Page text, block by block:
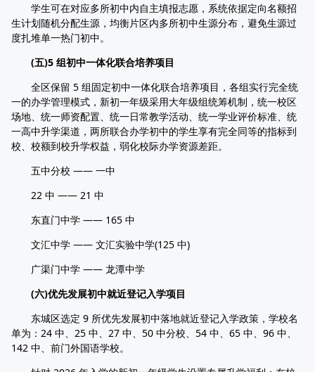
学生可在对应多所初中内自主填报志愿，系统依据定向名额招
生计划随机分配生源，均衡片区内多所初中生源分布，避免生源过
度扎堆单一热门初中。
(五)5 组初中一体化联合培养项目
全区保留 5 组固定初中一体化联合培养项目，各组实行完全统
一的办学管理模式，新初一年级采用大年级组统筹机制，统一校区
场地、统一师资配置、统一日常教学活动、统一学业评价标准、统
一高中升学渠道，两所联合办学初中的学生享有完全同等的指标到
校、校额到校升学权益，弱化校际办学资源差距。
五中分校 —— 一中
22 中 —— 21 中
东直门中学 —— 165 中
文汇中学 —— 文汇实验中学(125 中)
广渠门中学 —— 龙潭中学
(六)优先发展初中就近登记入学项目
东城区选定 9 所优先发展初中落地就近登记入学政策，学校名
单为：24 中、25 中、27 中、50 中分校、54 中、65 中、96 中、
142 中、前门外国语学校。